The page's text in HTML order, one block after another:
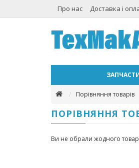
Про нас Доставка і
Порівняння товарів
ПОРІВНЯННЯ
Ви не обрали жодного